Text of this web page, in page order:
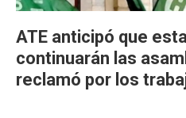
ATE anticipó que
continuarán las
reclamó por los